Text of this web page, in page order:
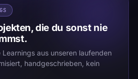
die du sonst nie
aus unseren laufenden
handgeschrieben, kein